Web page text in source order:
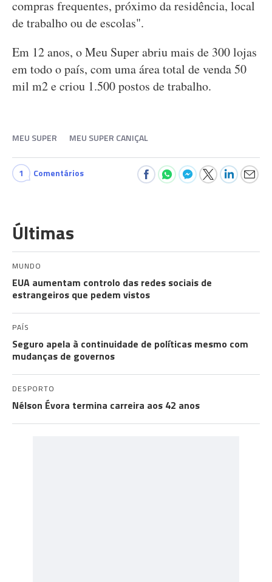
compras frequentes, próximo da residência, local
de trabalho ou de escolas".
Em 12 anos, o Meu Super abriu mais de 300 lojas
em todo o país, com uma área total de venda 50
mil m2 e criou 1.500 postos de trabalho.
MEU SUPER MEU SUPER CANIÇAL
1 Comentários
Últimas
MUNDO
EUA aumentam controlo das redes sociais de
estrangeiros que pedem vistos
PAÍS
Seguro apela à continuidade de políticas mesmo com
mudanças de governos
DESPORTO
Nélson Évora termina carreira aos 42 anos